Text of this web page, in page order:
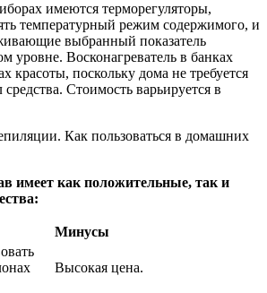
имеются терморегуляторы,
температурный режим содержимого, и
выбранный показатель
уровне. Восконагреватель в банках
красоты, поскольку дома не требуется
Стоимость варьируется в
имеет как положительные, так и
Минусы
Высокая цена.